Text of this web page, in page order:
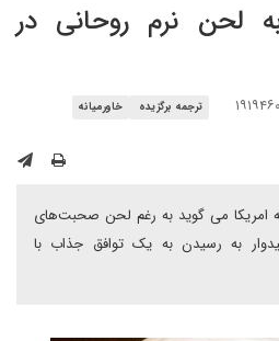
به لحن نرم روحانی در
ترجمه برگزیده
خاورمیانه
امریکا می گوید به رغم لحن صحبت‌های
به رسیدن به یک توافق جذاب با